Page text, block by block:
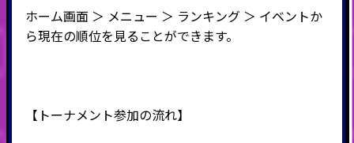
ホーム画面 ＞ メニュー ＞ ランキング ＞ イベントか
ら現在の順位を見ることができます。
【トーナメント参加の流れ】